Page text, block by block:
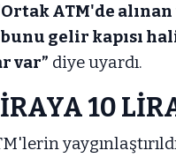
Ortak ATM'de
gelir kapısı
var” diye uyardı.
10